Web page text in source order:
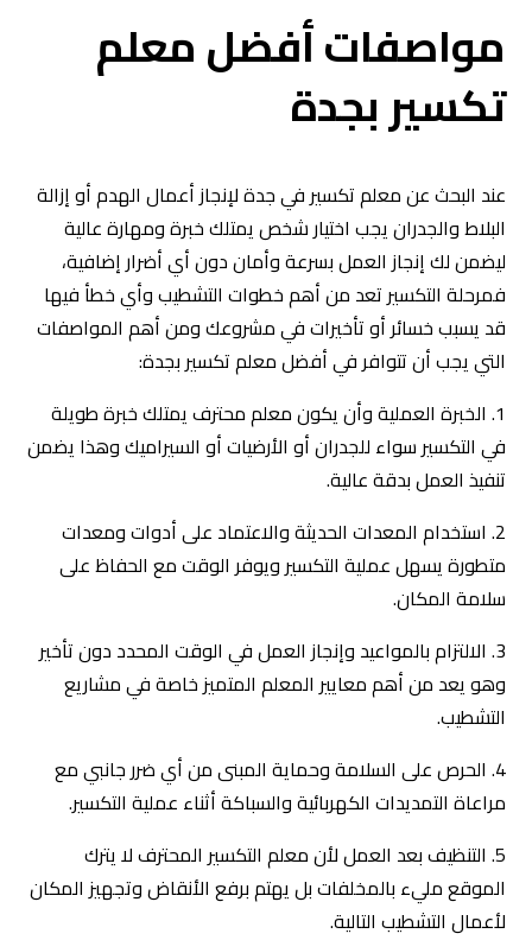
مواصفات أفضل معلم
تكسير بجدة
عند البحث عن معلم تكسير في جدة لإنجاز أعمال الهدم أو إزالة
البلاط والجدران يجب اختيار شخص يمتلك خبرة ومهارة عالية
ليضمن لك إنجاز العمل بسرعة وأمان دون أي أضرار إضافية،
فمرحلة التكسير تعد من أهم خطوات التشطيب وأي خطأ فيها
قد يسبب خسائر أو تأخيرات في مشروعك ومن أهم المواصفات
التي يجب أن تتوافر في أفضل معلم تكسير بجدة:
1. الخبرة العملية وأن يكون معلم محترف يمتلك خبرة طويلة
في التكسير سواء للجدران أو الأرضيات أو السيراميك وهذا يضمن
تنفيذ العمل بدقة عالية.
2. استخدام المعدات الحديثة والاعتماد على أدوات ومعدات
متطورة يسهل عملية التكسير ويوفر الوقت مع الحفاظ على
سلامة المكان.
3. الالتزام بالمواعيد وإنجاز العمل في الوقت المحدد دون تأخير
وهو يعد من أهم معايير المعلم المتميز خاصة في مشاريع
التشطيب.
4. الحرص على السلامة وحماية المبنى من أي ضرر جانبي مع
مراعاة التمديدات الكهربائية والسباكة أثناء عملية التكسير.
5. التنظيف بعد العمل لأن معلم التكسير المحترف لا يترك
الموقع مليء بالمخلفات بل يهتم برفع الأنقاض وتجهيز المكان
لأعمال التشطيب التالية.